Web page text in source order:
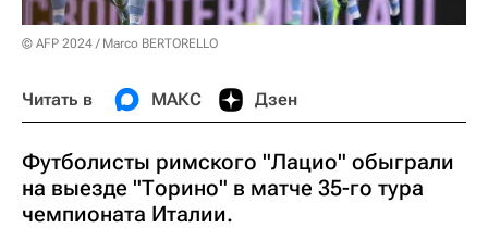
© AFP 2024 / Marco BERTORELLO
Читать в МАКС Дзен
Футболисты римского "Лацио" обыграли
на выезде "Торино" в матче 35-го тура
чемпионата Италии.